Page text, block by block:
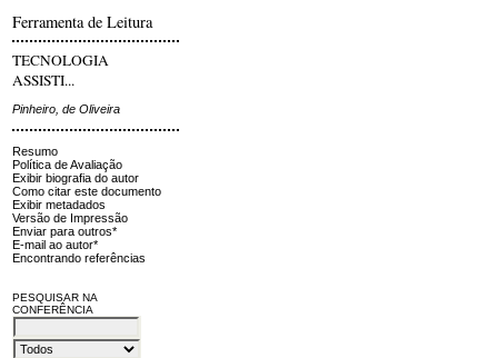
Ferramenta de Leitura
TECNOLOGIA
ASSISTI...
Pinheiro, de Oliveira
Resumo
Política de Avaliação
Exibir biografia do autor
Como citar este documento
Exibir metadados
Versão de Impressão
Enviar para outros*
E-mail ao autor*
Encontrando referências
PESQUISAR NA
CONFERÊNCIA